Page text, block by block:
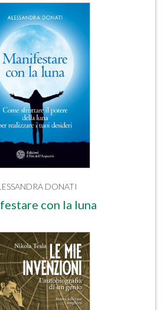
DONATI
con la luna